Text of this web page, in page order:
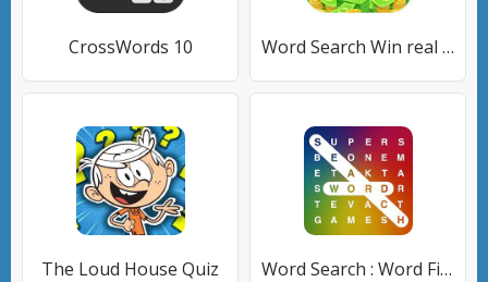
CrossWords 10 Word Search Win real Money
The Loud House Quiz Word Search : Word Find